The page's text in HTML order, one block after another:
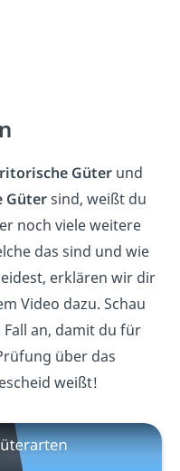
Güter und
Gütersind, weißt du
noch viele weitere
das sind und wie
erklären wir dir
Video dazu. Schau
an, damit du für
über das
weißt!